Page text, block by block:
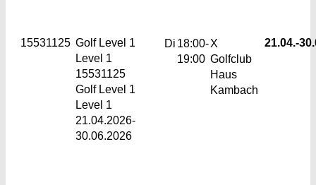
15531125 Golf Level 1
Level 1
15531125
Golf Level 1
Level 1
21.04.2026-
30.06.2026
Di 18:00-
19:00
X
Golfclub
Haus
Kambach
21.04.-